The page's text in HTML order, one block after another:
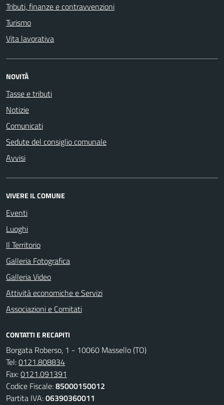
Tributi, finanze e contravvenzioni
Turismo
Vita lavorativa
NOVITÀ
Tasse e tributi
Notizie
Comunicati
Sedute del consiglio comunale
Avvisi
VIVERE IL COMUNE
Eventi
Luoghi
Il Territorio
Galleria Fotografica
Galleria Video
Attività economiche e Servizi
Associazioni e Comitati
CONTATTI E RECAPITI
Borgata Roberso, 1 - 10060 Massello (TO)
Tel:0121.808834
Fax:0121.091391
Codice Fiscale:85000150012
Partita IVA:06390360011